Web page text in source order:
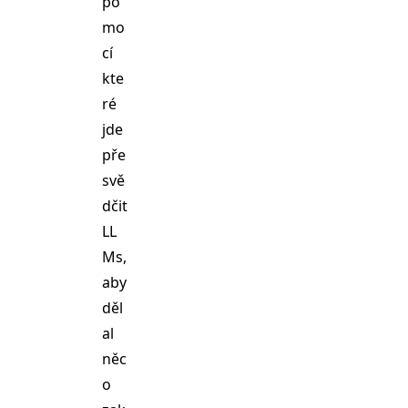
mo
cí
kte
ré
jde
pře
svě
dčit
LL
Ms,
aby
děl
al
něc
o